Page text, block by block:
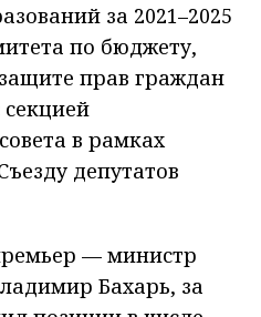
за 2021–2025
по бюджету,
прав граждан
в рамках
депутатов
— министр
Бахарь, за